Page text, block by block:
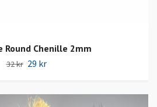
Round Chenille 2mm
32 kr 29 kr